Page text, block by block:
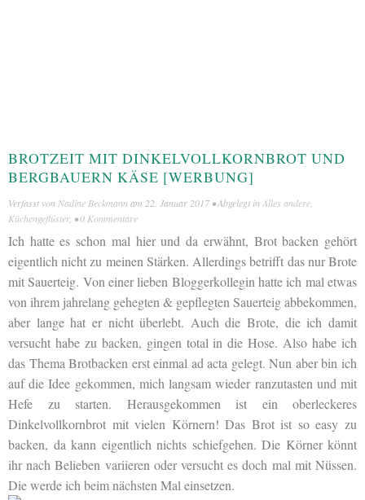
BROTZEIT MIT DINKELVOLLKORNBROT UND
BERGBAUERN KÄSE [WERBUNG]
Verfasst von Nadine Beckmann am 22. Januar 2017 • Abgelegt in Alles andere
Küchengeflüster, •0 Kommentare
Ich hatte es schon mal hier und da erwähnt, Brot backen gehört
eigentlich nicht zu meinen Stärken. Allerdings betrifft das nur Brote
mit Sauerteig. Von einer lieben Bloggerkollegin hatte ich mal etwas
von ihrem jahrelang gehegten & gepflegten Sauerteig abbekommen,
aber lange hat er nicht überlebt. Auch die Brote, die ich damit
versucht habe zu backen, gingen total in die Hose. Also habe ich
das Thema Brotbacken erst einmal ad acta gelegt. Nun aber bin ich
auf die Idee gekommen, mich langsam wieder ranzutasten und mit
Hefe zu starten. Herausgekommen ist ein oberleckeres
Dinkelvollkornbrot mit vielen Körnern! Das Brot ist so easy zu
backen, da kann eigentlich nichts schiefgehen. Die Körner könnt
ihr nach Belieben variieren oder versucht es doch mal mit Nüssen.
Die werde ich beim nächsten Mal einsetzen.